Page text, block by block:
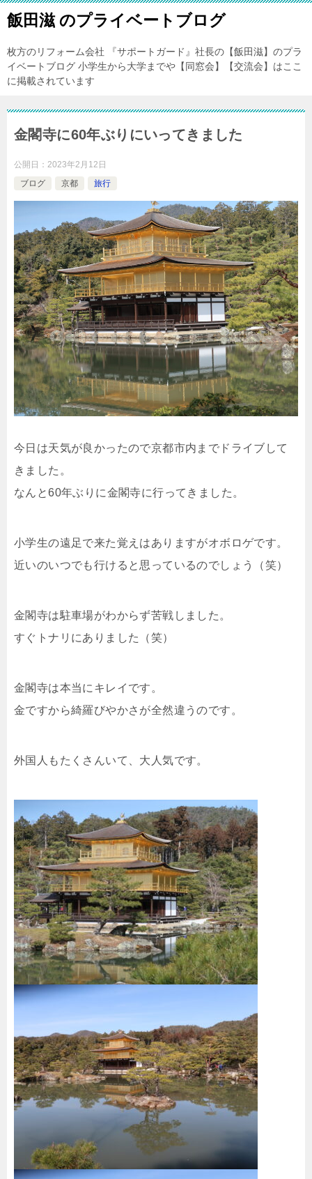
飯田滋 のプライベートブログ
枚方のリフォーム会社 『サポートガード』社長の【飯田滋】のプラ
イベートブログ 小学生から大学までや【同窓会】【交流会】はここ
に掲載されています
金閣寺に60年ぶりにいってきました
公開日： 2023年2月12日
ブログ
京都 旅行
今日は天気が良かったので京都市内までドライブして
きました。
なんと60年ぶりに金閣寺に行ってきました。
小学生の遠足で来た覚えはありますがオボロゲです。
近いのいつでも行けると思っているのでしょう（笑）
金閣寺は駐車場がわからず苦戦しました。
すぐトナリにありました（笑）
金閣寺は本当にキレイです。
金ですから綺羅びやかさが全然違うのです。
外国人もたくさんいて、大人気です。